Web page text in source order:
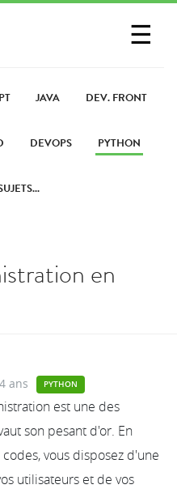
☰
UN LIENJAVA DEV. FRONT
DEVOPS PYTHON
en
ans PYTHON
est une des
son pesant d'or. En
vous disposez d'une
utilisateurs et de vos